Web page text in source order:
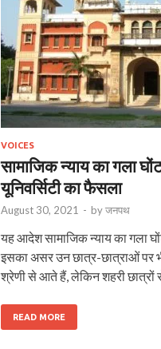
VOICES
सामाजिक न्याय का गला
यूनिवर्सिटी का फैसला
August 30, 2021 - byजनपथ
यह आदेश सामाजिक न्याय का गला
इसका असर उन छात्र-छात्राओं पर
श्रेणी से आते हैं, लेकिन शहरी छात्रों
READ MORE